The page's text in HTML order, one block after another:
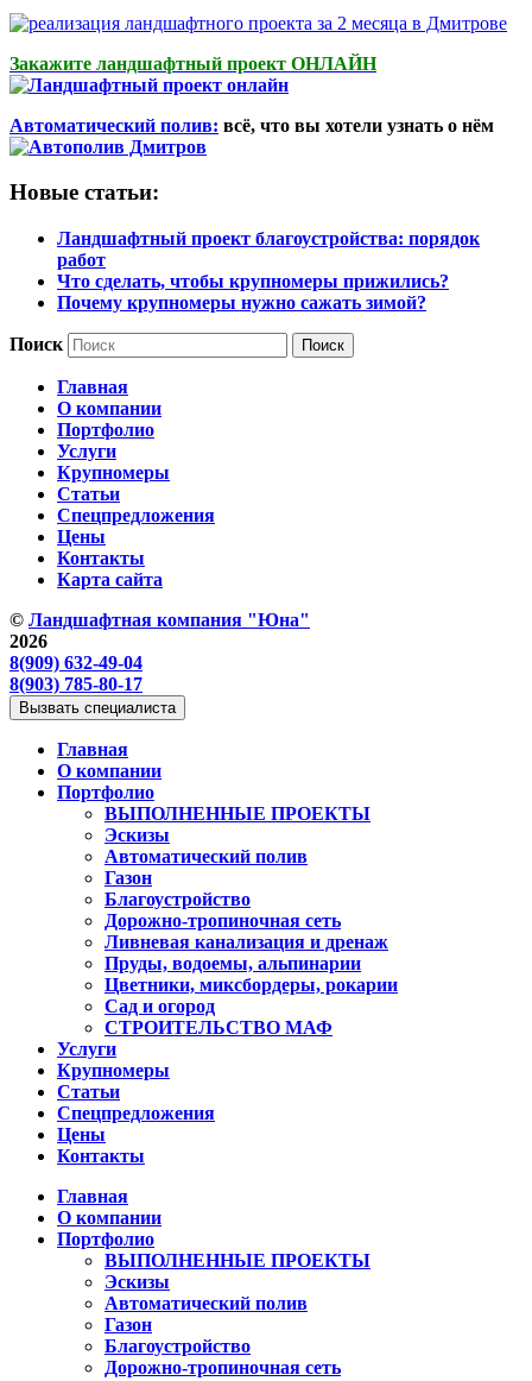
Закажите ландшафтный проект ОНЛАЙН
Автоматический полив: всё, что вы хотели узнать о нём
Новые статьи:
Ландшафтный проект благоустройства: порядок
работ
Что сделать, чтобы крупномеры прижились?
Почему крупномеры нужно сажать зимой?
Поиск
Главная
О компании
Портфолио
Услуги
Крупномеры
Статьи
Спецпредложения
Цены
Контакты
Карта сайта
© Ландшафтная компания "Юна"
2026
8(909) 632-49-04
8(903) 785-80-17
Вызвать специалиста
Главная
О компании
Портфолио
ВЫПОЛНЕННЫЕ ПРОЕКТЫ
Эскизы
Автоматический полив
Газон
Благоустройство
Дорожно-тропиночная сеть
Ливневая канализация и дренаж
Пруды, водоемы, альпинарии
Цветники, миксбордеры, рокарии
Сад и огород
СТРОИТЕЛЬСТВО МАФ
Услуги
Крупномеры
Статьи
Спецпредложения
Цены
Контакты
Главная
О компании
Портфолио
ВЫПОЛНЕННЫЕ ПРОЕКТЫ
Эскизы
Автоматический полив
Газон
Благоустройство
Дорожно-тропиночная сеть